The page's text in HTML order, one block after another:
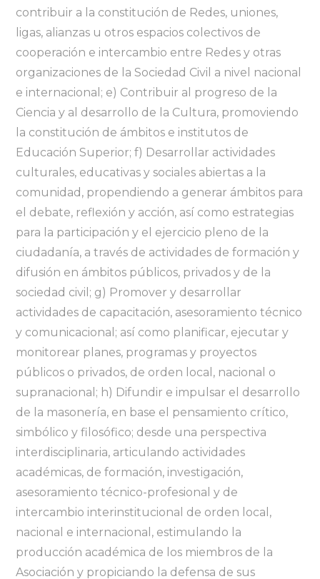
contribuir a la constitución de Redes, uniones,
ligas, alianzas u otros espacios colectivos de
cooperación e intercambio entre Redes y otras
organizaciones de la Sociedad Civil a nivel nacional
e internacional; e) Contribuir al progreso de la
Ciencia y al desarrollo de la Cultura, promoviendo
la constitución de ámbitos e institutos de
Educación Superior; f) Desarrollar actividades
culturales, educativas y sociales abiertas a la
comunidad, propendiendo a generar ámbitos para
el debate, reflexión y acción, así como estrategias
para la participación y el ejercicio pleno de la
ciudadanía, a través de actividades de formación y
difusión en ámbitos públicos, privados y de la
sociedad civil; g) Promover y desarrollar
actividades de capacitación, asesoramiento técnico
y comunicacional; así como planificar, ejecutar y
monitorear planes, programas y proyectos
públicos o privados, de orden local, nacional o
supranacional; h) Difundir e impulsar el desarrollo
de la masonería, en base el pensamiento crítico,
simbólico y filosófico; desde una perspectiva
interdisciplinaria, articulando actividades
académicas, de formación, investigación,
asesoramiento técnico-profesional y de
intercambio interinstitucional de orden local,
nacional e internacional, estimulando la
producción académica de los miembros de la
Asociación y propiciando la defensa de sus